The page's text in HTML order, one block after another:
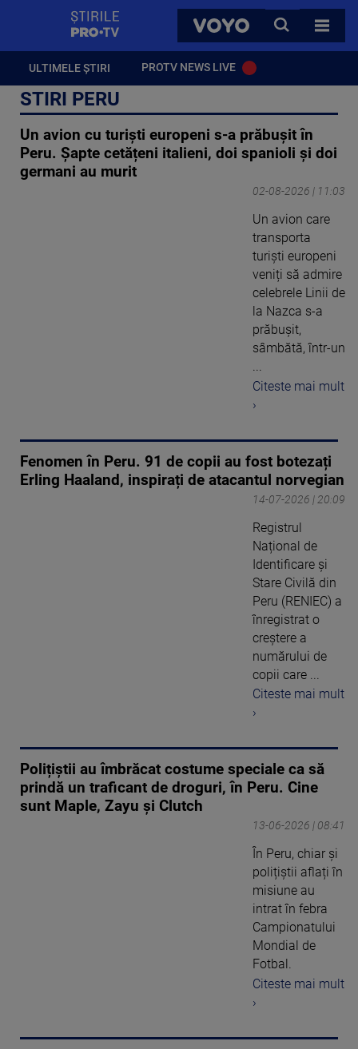
VOYO
CAUTA
TOATE
ULTIMELE ȘTIRI PROTV NEWS LIVE
STIRI PERU
Un avion cu turiști europeni s-a prăbușit în
Peru. Șapte cetățeni italieni, doi spanioli și doi
germani au murit
02-08-2026 | 11:03
Un avion care
transporta
turiști europeni
veniți să admire
celebrele Linii de
la Nazca s-a
prăbușit,
sâmbătă, într-un
...
Citeste mai mult
›
Fenomen în Peru. 91 de copii au fost botezați
Erling Haaland, inspirați de atacantul norvegian
14-07-2026 | 20:09
Registrul
Național de
Identificare și
Stare Civilă din
Peru (RENIEC) a
înregistrat o
creștere a
numărului de
copii care ...
Citeste mai mult
›
Polițiștii au îmbrăcat costume speciale ca să
prindă un traficant de droguri, în Peru. Cine
sunt Maple, Zayu și Clutch
13-06-2026 | 08:41
În Peru, chiar și
polițiștii aflați în
misiune au
intrat în febra
Campionatului
Mondial de
Fotbal.
Citeste mai mult
›